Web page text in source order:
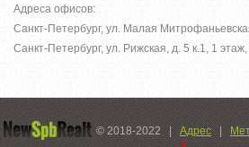
Адреса офисов:
Санкт-Петербург, ул. Малая
Санкт-Петербург, ул. Рижская, д. 5 к.1, 1
© 2018-2022 | Адрес |